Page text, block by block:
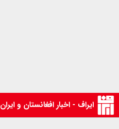
ایراف - اخبار افغانستان و ایران